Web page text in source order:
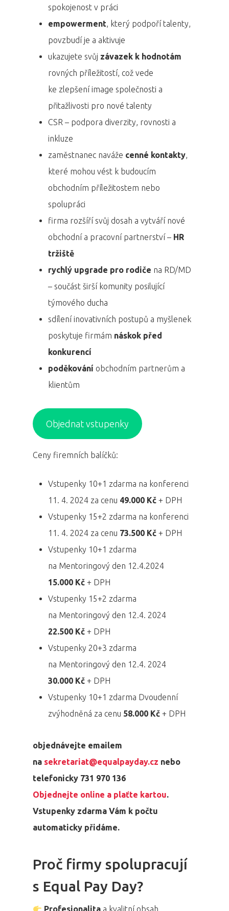
spokojenost v práci
empowerment, který podpoří talenty,
povzbudí je a aktivuje
ukazujete svůj závazek k hodnotám
rovných příležitostí, což vede
ke zlepšení image společnosti a
přitažlivosti pro nové talenty
CSR – podpora diverzity, rovnosti a
inkluze
zaměstnanec naváže cenné kontakty,
které mohou vést k budoucím
obchodním příležitostem nebo
spolupráci
firma rozšíří svůj dosah a vytváří nové
obchodní a pracovní partnerství – HR
tržiště
rychlý upgrade pro rodiče na RD/MD
– součást širší komunity posilující
týmového ducha
sdílení inovativních postupů a myšlenek
poskytuje firmám náskok před
konkurencí
poděkování obchodním partnerům a
klientům
Objednat vstupenky
Ceny firemních balíčků:
Vstupenky 10+1 zdarma na konferenci
11. 4. 2024 za cenu 49.000 Kč + DPH
Vstupenky 15+2 zdarma na konferenci
11. 4. 2024 za cenu 73.500 Kč + DPH
Vstupenky 10+1 zdarma
na Mentoringový den 12.4.2024
15.000 Kč + DPH
Vstupenky 15+2 zdarma
na Mentoringový den 12.4. 2024
22.500 Kč + DPH
Vstupenky 20+3 zdarma
na Mentoringový den 12.4. 2024
30.000 Kč + DPH
Vstupenky 10+1 zdarma Dvoudenní
zvýhodněná za cenu 58.000 Kč + DPH
objednávejte emailem
na sekretariat@equalpayday.cz nebo
telefonicky 731 970 136
Objednejte online a plaťte kartou.
Vstupenky zdarma Vám k počtu
automaticky přidáme.
Proč firmy spolupracují
s Equal Pay Day?
Profesionalita a kvalitní obsah